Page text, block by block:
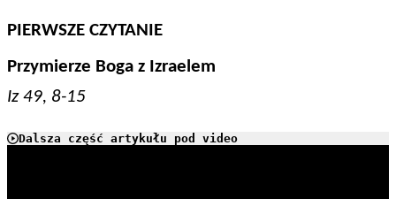
PIERWSZE CZYTANIE
Przymierze Boga z Izraelem
Iz 49, 8-15
Dalsza część artykułu pod video